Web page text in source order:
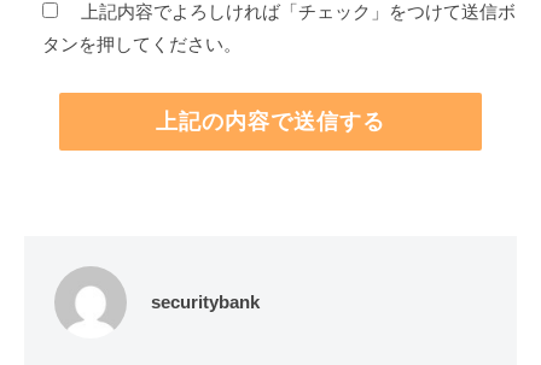
上記内容でよろしければ「チェック」をつけて送信ボ
タンを押してください。
securitybank